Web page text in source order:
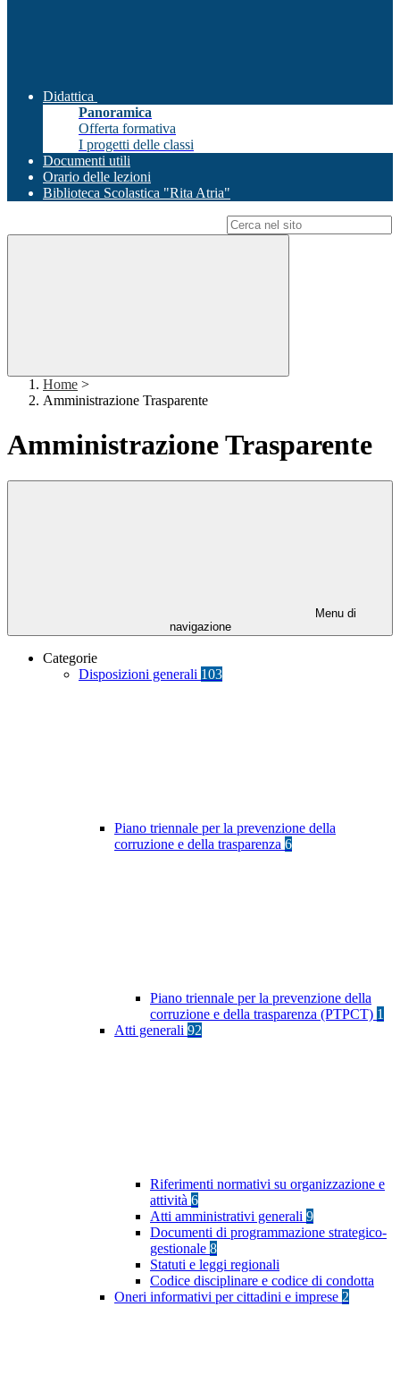
Didattica
Panoramica
Offerta formativa
I progetti delle classi
Documenti utili
Orario delle lezioni
Biblioteca Scolastica "Rita Atria"
Home >
Amministrazione Trasparente
Amministrazione Trasparente
Menu di
navigazione
Categorie
Disposizioni generali 103
Piano triennale per la prevenzione della
corruzione e della trasparenza 6
Piano triennale per la prevenzione della
corruzione e della trasparenza (PTPCT) 1
Atti generali 92
Riferimenti normativi su organizzazione e
attività 6
Atti amministrativi generali 9
Documenti di programmazione strategico-
gestionale 8
Statuti e leggi regionali
Codice disciplinare e codice di condotta
Oneri informativi per cittadini e imprese 2